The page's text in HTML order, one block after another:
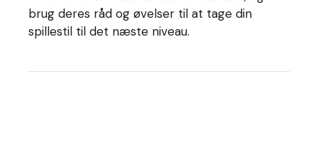
brug deres råd og øvelser til at tage din
spillestil til det næste niveau.